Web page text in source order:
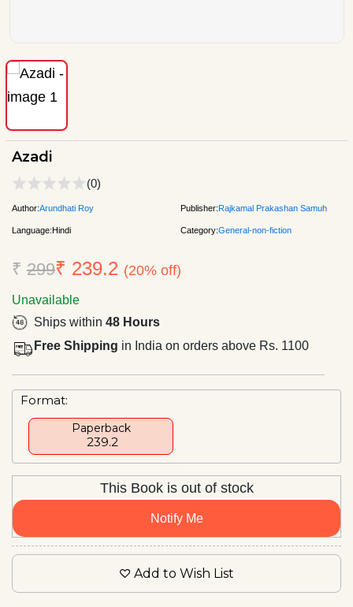
Azadi
(0)
Author:Arundhati Roy Publisher:Rajkamal Prakashan Samuh
Language:Hindi Category:General-non-fiction
₹ 299₹ 239.2 (20% off)
Unavailable
Ships within 48 Hours
Free Shipping in India on orders above Rs. 1100
Format:
Paperback
₹ 239.2
This Book is out of stock
Notify Me
Add to Wish List